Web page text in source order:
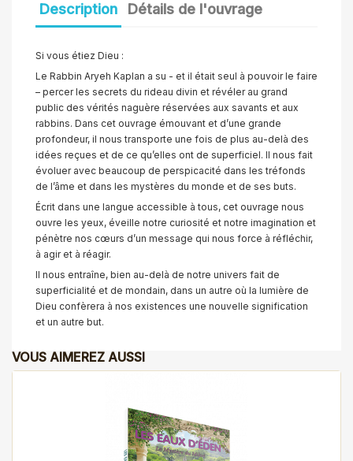
Description Détails de l'ouvrage
Si vous étiez Dieu :
Le Rabbin Aryeh Kaplan a su - et il était seul à pouvoir le faire
– percer les secrets du rideau divin et révéler au grand
public des vérités naguère réservées aux savants et aux
rabbins. Dans cet ouvrage émouvant et d’une grande
profondeur, il nous transporte une fois de plus au-delà des
idées reçues et de ce qu’elles ont de superficiel. Il nous fait
évoluer avec beaucoup de perspicacité dans les tréfonds
de l’âme et dans les mystères du monde et de ses buts.
Écrit dans une langue accessible à tous, cet ouvrage nous
ouvre les yeux, éveille notre curiosité et notre imagination et
pénètre nos cœurs d’un message qui nous force à réfléchir,
à agir et à réagir.
Il nous entraîne, bien au-delà de notre univers fait de
superficialité et de mondain, dans un autre où la lumière de
Dieu confèrera à nos existences une nouvelle signification
et un autre but.
VOUS AIMEREZ AUSSI